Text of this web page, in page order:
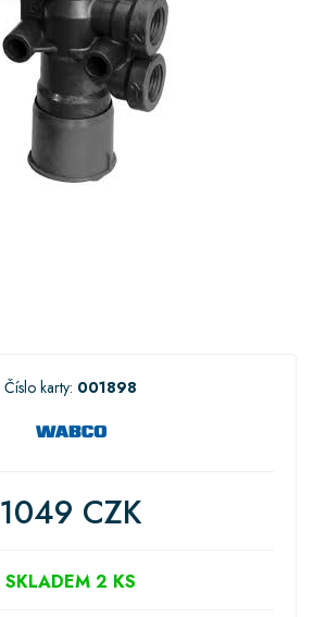
Číslo karty: 001898
1049 CZK
SKLADEM 2 KS